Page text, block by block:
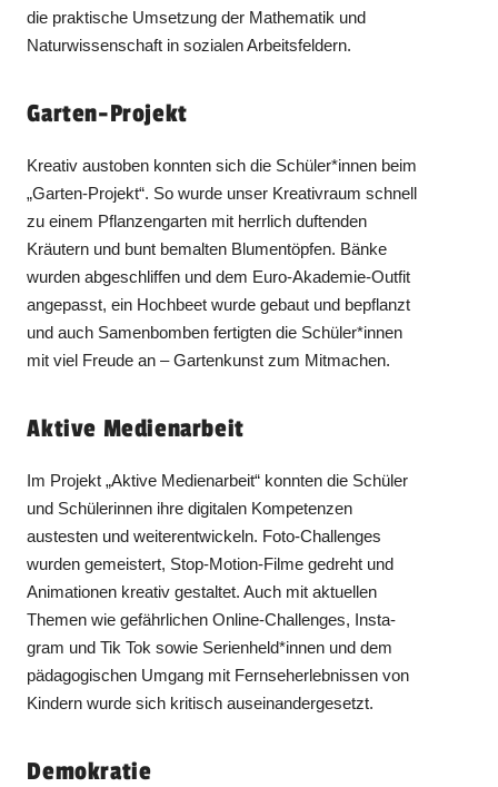
die praktische Umsetzung der Mathematik und
Naturwissenschaft in sozialen Arbeitsfeldern.
Garten-Projekt
Kreativ austoben konnten sich die Schüler*innen beim
„Garten-Projekt“. So wurde unser Kreativraum schnell
zu einem Pflanzengarten mit herrlich duftenden
Kräutern und bunt bemalten Blumentöpfen. Bänke
wurden abgeschliffen und dem Euro-Akademie-Outfit
angepasst, ein Hochbeet wurde gebaut und bepflanzt
und auch Samenbomben fertigten die Schüler*innen
mit viel Freude an – Gartenkunst zum Mitmachen.
Aktive Medienarbeit
Im Projekt „Aktive Medienarbeit“ konnten die Schüler
und Schülerinnen ihre digitalen Kompetenzen
austesten und weiterentwickeln. Foto-Challenges
wurden gemeistert, Stop-Motion-Filme gedreht und
Animationen kreativ gestaltet. Auch mit aktuellen
Themen wie gefährlichen Online-Challenges, Insta-
gram und Tik Tok sowie Serienheld*innen und dem
pädagogischen Umgang mit Fernseherlebnissen von
Kindern wurde sich kritisch auseinandergesetzt.
Demokratie